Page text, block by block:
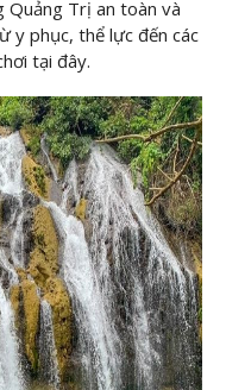
Quảng Trị an toàn và
y phục, thể lực đến các
tại đây.